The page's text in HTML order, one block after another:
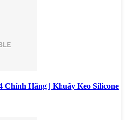
Chính Hãng | Khuấy Keo Silicone